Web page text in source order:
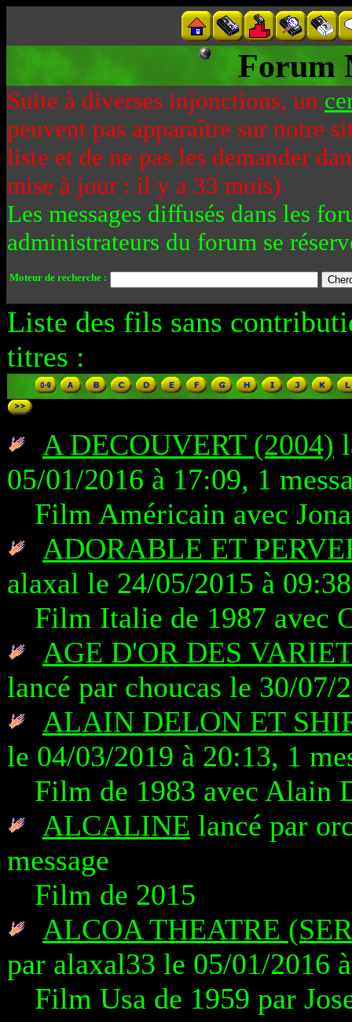
Forum
Suite à diverses injonctions, un
peuvent pas apparaître sur notre
liste et de ne pas les demander
mise à jour : il y a 33 mois)
Les messages diffusés dans les
administrateurs du forum se
Moteur de recherche :
Liste des fils sans
titres :
A DECOUVERT (2004)
05/01/2016 à 17:09, 1
Film Américain avec
ADORABLE ET
alaxal le 24/05/2015 à
Film Italie de 1987 avec
AGE D'OR DES
lancé par choucas le 30/07/
ALAIN DELON ET
le 04/03/2019 à 20:13, 1
Film de 1983 avec Alain
ALCALINE lancé par
message
Film de 2015
ALCOA THEATRE
par alaxal33 le 05/01/2016
Film Usa de 1959 par